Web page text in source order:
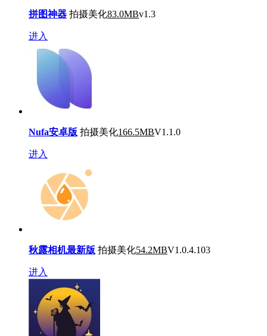
拼图神器 拍摄美化83.0MBv1.3
进入
Nufa安卓版 拍摄美化166.5MBV1.1.0
进入
秋露相机最新版 拍摄美化54.2MBV1.0.4.103
进入